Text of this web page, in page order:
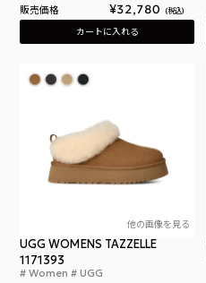
販売価格 ¥32,780 税込
カートに入れる
他の画像を見る
UGG WOMENS TAZZELLE
1171393
Women UGG